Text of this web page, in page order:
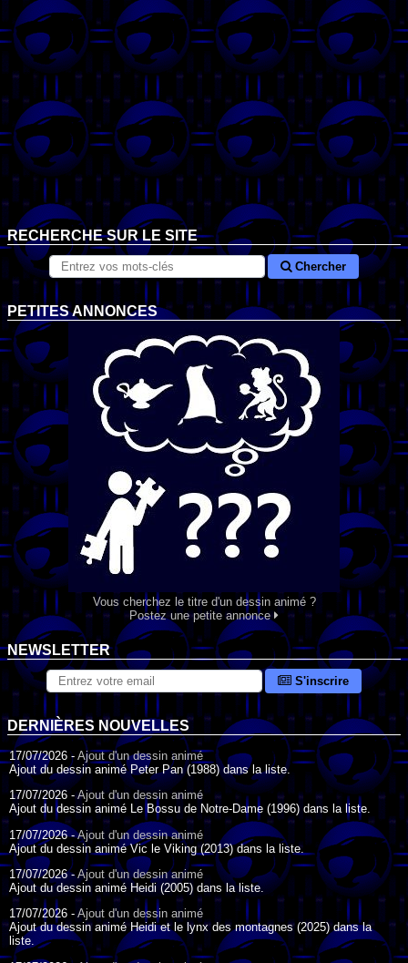
RECHERCHE SUR LE SITE
Chercher
PETITES ANNONCES
Vous cherchez le titre d'un dessin animé ?
Postez une petite annonce
NEWSLETTER
S'inscrire
DERNIÈRES NOUVELLES
17/07/2026 - Ajout d'un dessin animé
Ajout du dessin animé Peter Pan (1988) dans la liste.
17/07/2026 -Ajout d'un dessin animé
Ajout du dessin animé Le Bossu de Notre-Dame (1996) dans la liste.
17/07/2026 -Ajout d'un dessin animé
Ajout du dessin animé Vic le Viking (2013) dans la liste.
17/07/2026 -Ajout d'un dessin animé
Ajout du dessin animé Heidi (2005) dans la liste.
17/07/2026 - Ajout d'un dessin animé
Ajout du dessin animé Heidi et le lynx des montagnes (2025) dans la
liste.